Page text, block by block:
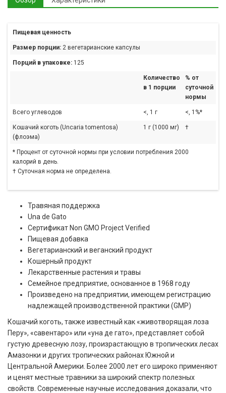
Пищевая ценность
Размер порции: 2 вегетарианские капсулы
Порций в упаковке: 125
Количество
в 1 порции
% от
суточной
нормы
Всего углеводов <, 1 г <, 1%*
Кошачий коготь (Uncaria tomentosa)
(флоэма)
1 г (1000 мг) †
* Процент от суточной нормы при условии потребления 2000
калорий в день.
† Суточная норма не определена.
Травяная поддержка
Una de Gato
Сертификат Non GMO Project Verified
Пищевая добавка
Вегетарианский и веганский продукт
Кошерный продукт
Лекарственные растения и травы
Семейное предприятие, основанное в 1968 году
Произведено на предприятии, имеющем регистрацию
надлежащей производственной практики (GMP)
Кошачий коготь, также известный как «животворящая лоза
Перу», «савентаро» или «уна де гато», представляет собой
густую древесную лозу, произрастающую в тропических лесах
Амазонки и других тропических районах Южной и
Центральной Америки. Более 2000 лет его широко применяют
и ценят местные травники за широкий спектр полезных
свойств. Современные научные исследования доказали, что